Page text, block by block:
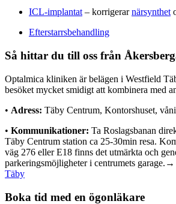
ICL-implantat – korrigerarnärsynthet
Efterstarrsbehandling
Så hittar du till oss från
Optalmica kliniken är belägen i Westfield
besöket mycket smidigt att kombinera med
• Adress: Täby Centrum, Kontorshuset,
• Kommunikationer: Ta Roslagsbanan
Täby Centrum station ca 25-30min resa.
väg 276 eller E18 finns det utmärkta och
parkeringsmöjligheter i centrumets garage.→
Täby
Boka tid med en ögonläkare